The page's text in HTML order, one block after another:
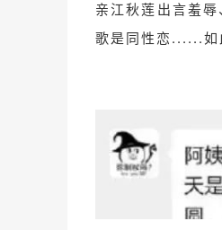
亲江秋莲出言羞
歌是同性恋......如